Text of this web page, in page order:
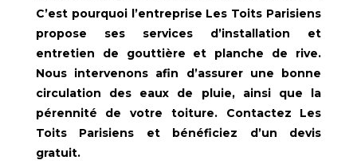
C’est pourquoi l’entreprise Les Toits Parisiens
propose ses services d’installation et
entretien de gouttière et planche de rive.
Nous intervenons afin d’assurer une bonne
circulation des eaux de pluie, ainsi que la
pérennité de votre toiture. Contactez Les
Toits Parisiens et bénéficiez d’un devis
gratuit.